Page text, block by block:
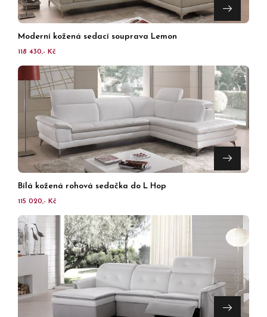
Moderní kožená sedací souprava Lemon
118 430,- Kč
Bílá kožená rohová sedačka do L Hop
115 020,- Kč